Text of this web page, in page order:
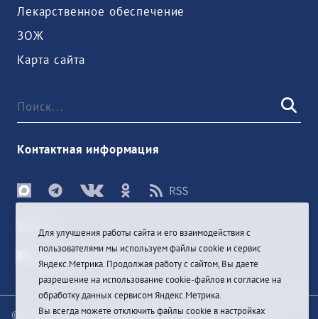
Лекарственное обеспечение
ЗОЖ
Карта сайта
Контактная информация
Войти
© При цитировании информации с сайта ссылка на
Для улучшения работы сайта и его взаимодействия с
пользователями мы используем файлы cookie и сервис
Яндекс.Метрика. Продолжая работу с сайтом, Вы даете
разрешение на использование cookie-файлов и согласие на
обработку данных сервисом Яндекс.Метрика.
Вы всегда можете отключить файлы cookie в настройках